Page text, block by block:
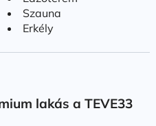
Szauna
Erkély
lakás a TEVE33